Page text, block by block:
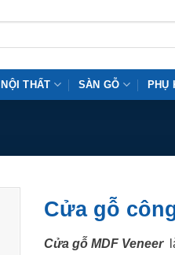
NỘI THẤT SÀN GỖ PHỤ
Cửa gỗ
Cửa gỗ MDF Veneer